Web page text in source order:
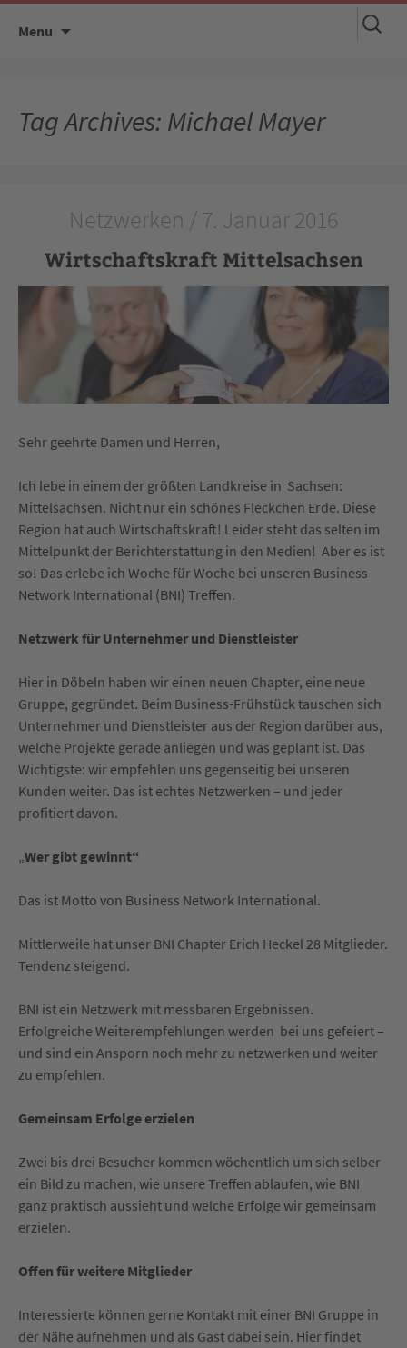
Menu
Suchen
nach:
Tag Archives: Michael Mayer
Netzwerken / 7. Januar 2016
Wirtschaftskraft Mittelsachsen
Sehr geehrte Damen und Herren,
Ich lebe in einem der größten Landkreise in Sachsen:
Mittelsachsen. Nicht nur ein schönes Fleckchen Erde. Diese
Region hat auch Wirtschaftskraft! Leider steht das selten im
Mittelpunkt der Berichterstattung in den Medien! Aber es ist
so! Das erlebe ich Woche für Woche bei unseren Business
Network International (BNI) Treffen.
Netzwerk für Unternehmer und Dienstleister
Hier in Döbeln haben wir einen neuen Chapter, eine neue
Gruppe, gegründet. Beim Business-Frühstück tauschen sich
Unternehmer und Dienstleister aus der Region darüber aus,
welche Projekte gerade anliegen und was geplant ist. Das
Wichtigste: wir empfehlen uns gegenseitig bei unseren
Kunden weiter. Das ist echtes Netzwerken – und jeder
profitiert davon.
„Wer gibt gewinnt“
Das ist Motto von Business Network International.
Mittlerweile hat unser BNI Chapter Erich Heckel 28 Mitglieder.
Tendenz steigend.
BNI ist ein Netzwerk mit messbaren Ergebnissen.
Erfolgreiche Weiterempfehlungen werden bei uns gefeiert –
und sind ein Ansporn noch mehr zu netzwerken und weiter
zu empfehlen.
Gemeinsam Erfolge erzielen
Zwei bis drei Besucher kommen wöchentlich um sich selber
ein Bild zu machen, wie unsere Treffen ablaufen, wie BNI
ganz praktisch aussieht und welche Erfolge wir gemeinsam
erzielen.
Offen für weitere Mitglieder
Interessierte können gerne Kontakt mit einer BNI Gruppe in
der Nähe aufnehmen und als Gast dabei sein. Hier findet